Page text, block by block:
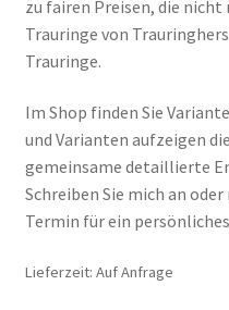
zu fairen Preisen, die
Trauringe von
Trauringe.
Im Shop finden Sie
und Varianten aufzeigen
gemeinsame detaillierte
Schreiben Sie mich an
Termin für ein
Lieferzeit: Auf Anfrage